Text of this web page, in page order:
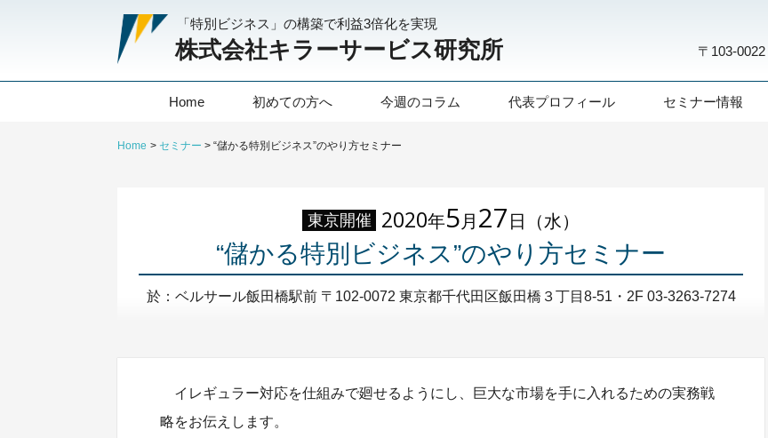
「特別ビジネス」の構築で利益3倍化を実現
株式会社キラーサービス研究所 〒103-0022
Home 初めての方へ 今週のコラム 代表プロフィール セミナー情報
Home セミナー “儲かる特別ビジネス”のやり方セミナー
東京開催 2020年5月27日（水）
“儲かる特別ビジネス”のやり方セミナー
於：ベルサール飯田橋駅前 〒102-0072 東京都千代田区飯田橋３丁目8-51・2F 03-3263-7274
イレギュラー対応を仕組みで廻せるようにし、巨大な市場を手に入れるための実務戦
略をお伝えします。